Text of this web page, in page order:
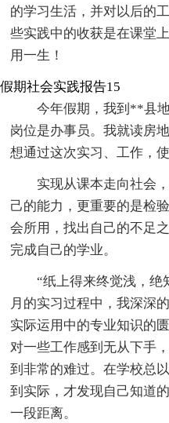
的学习生活，并对以后的
些实践中的收获是在课堂
用一生！
假期社会实践报告15
今年假期，我到**县
岗位是办事员。我就读房
想通过这次实习、工作，
实现从课本走向社会
己的能力，更重要的是检
会所用，找出自己的不足
完成自己的学业。
“纸上得来终觉浅，绝
月的实习过程中，我深深
实际运用中的专业知识的
对一些工作感到无从下手
到非常的难过。在学校总
到实际，才发现自己知道
一段距离。